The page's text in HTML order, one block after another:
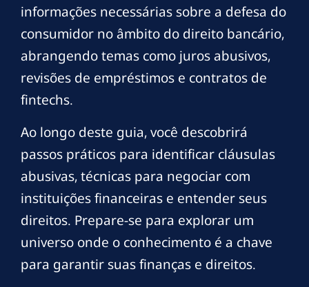
informações necessárias sobre a defesa do
consumidor no âmbito do direito bancário,
abrangendo temas como juros abusivos,
revisões de empréstimos e contratos de
fintechs.
Ao longo deste guia, você descobrirá
passos práticos para identificar cláusulas
abusivas, técnicas para negociar com
instituições financeiras e entender seus
direitos. Prepare-se para explorar um
universo onde o conhecimento é a chave
para garantir suas finanças e direitos.